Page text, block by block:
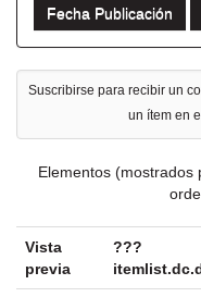
Suscribirse para recibir un
un ítem en
Elementos (mostrados
Vista
previa
???